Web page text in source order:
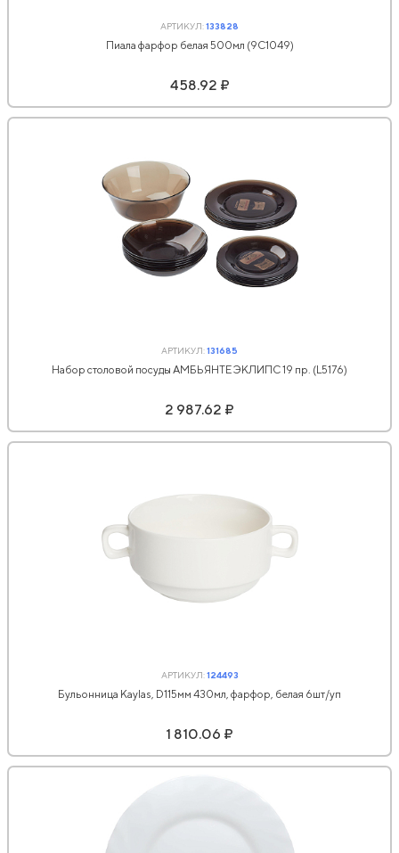
АРТИКУЛ:133828
Пиала фарфор белая 500мл (9С1049)
458.92 ₽
АРТИКУЛ:131685
Набор столовой посуды АМБЬЯНТЕ ЭКЛИПС 19 пр. (L5176)
2 987.62 ₽
АРТИКУЛ:124493
Бульонница Kaylas, D115мм 430мл, фарфор, белая 6шт/уп
1 810.06 ₽